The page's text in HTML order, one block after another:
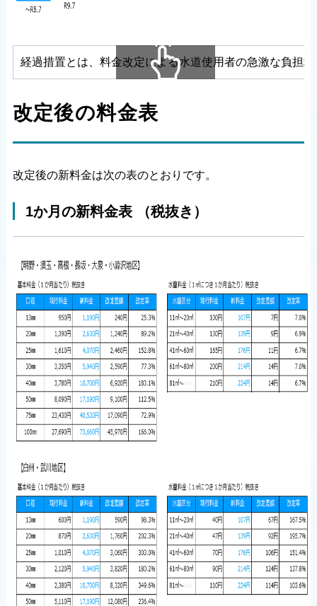
経過措置とは、料金改定による水道使用者の急激な負担
改定後の料金表
改定後の新料金は次の表のとおりです。
1か月の新料金表 （税抜き）